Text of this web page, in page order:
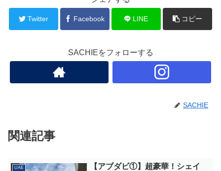
Twitter Facebook LINE コピー
SACHIEをフォローする
SACHIE
関連記事
UAE
【アブダビ①】超豪華！シェイ